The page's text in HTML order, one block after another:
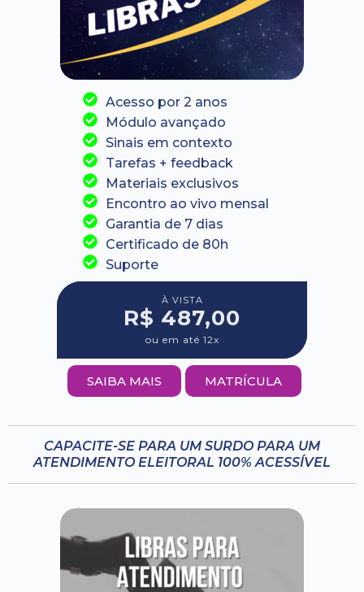
Acesso por 2 anos
Módulo avançado
Sinais em contexto
Tarefas + feedback
Materiais exclusivos
Encontro ao vivo mensal
Garantia de 7 dias
Certificado de 80h
Suporte
À VISTA
R$ 487,00
ou em até 12x
SAIBA MAIS MATRÍCULA
CAPACITE-SE PARA UM SURDO PARA UM
ATENDIMENTO ELEITORAL 100% ACESSÍVEL